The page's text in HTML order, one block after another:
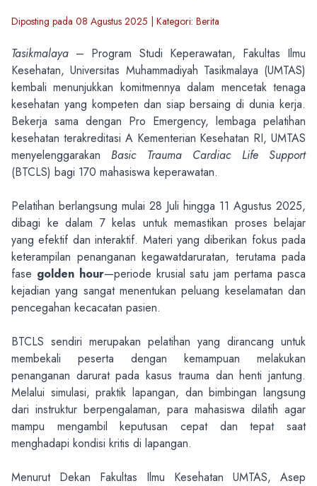
Diposting pada 08 Agustus 2025 | Kategori: Berita
Tasikmalaya – Program Studi Keperawatan, Fakultas Ilmu
Kesehatan, Universitas Muhammadiyah Tasikmalaya (UMTAS)
kembali menunjukkan komitmennya dalam mencetak tenaga
kesehatan yang kompeten dan siap bersaing di dunia kerja.
Bekerja sama dengan Pro Emergency, lembaga pelatihan
kesehatan terakreditasi A Kementerian Kesehatan RI, UMTAS
menyelenggarakanBasic Trauma Cardiac Life Support
(BTCLS) bagi 170 mahasiswa keperawatan.
Pelatihan berlangsung mulai 28 Juli hingga 11 Agustus 2025,
dibagi ke dalam 7 kelas untuk memastikan proses belajar
yang efektif dan interaktif. Materi yang diberikan fokus pada
keterampilan penanganan kegawatdaruratan, terutama pada
fase golden hour—periode krusial satu jam pertama pasca
kejadian yang sangat menentukan peluang keselamatan dan
pencegahan kecacatan pasien.
BTCLS sendiri merupakan pelatihan yang dirancang untuk
membekali peserta dengan kemampuan melakukan
penanganan darurat pada kasus trauma dan henti jantung.
Melalui simulasi, praktik lapangan, dan bimbingan langsung
dari instruktur berpengalaman, para mahasiswa dilatih agar
mampu mengambil keputusan cepat dan tepat saat
menghadapi kondisi kritis di lapangan.
Menurut Dekan Fakultas Ilmu Kesehatan UMTAS, Asep